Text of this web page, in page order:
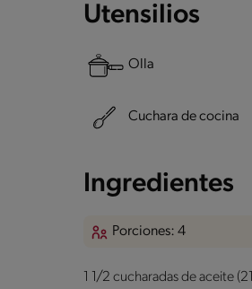
Utensilios
Olla
Cuchara de cocina
Ingredientes
Porciones: 4
1 1/2 cucharadas de aceite